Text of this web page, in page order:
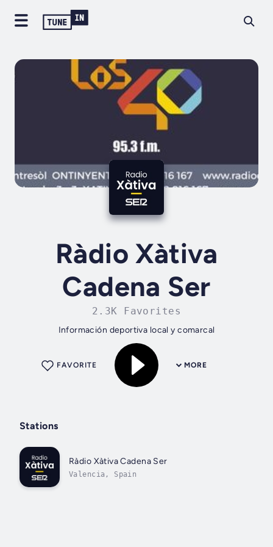
Ràdio Xàtiva
Cadena Ser
2.3K Favorites
Información deportiva local y comarcal
MORE
FAVORITE
Stations
Ràdio Xàtiva Cadena Ser
Valencia, Spain